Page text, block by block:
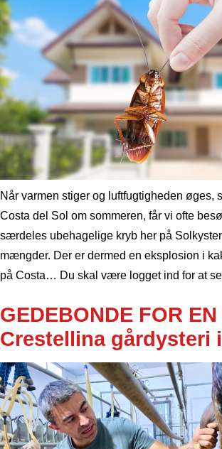
Når varmen stiger og luftfugtigheden øges,
Costa del Sol om sommeren, får vi ofte
særdeles ubehagelige kryb her på
mængder. Der er dermed en eksplosion i
på Costa… Du skal være logget ind for at
GEDEBONDE FOR
Crestellina gårdysteri